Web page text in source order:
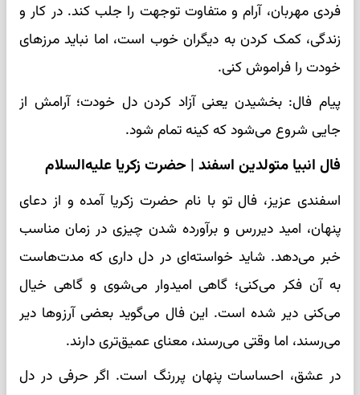
فردی مهربان، آرام و متفاوت توجهت را جلب کند. در کار و
زندگی، کمک کردن به دیگران خوب است، اما نباید مرزهای
خودت را فراموش کنی.
پیام فال: بخشیدن یعنی آزاد کردن دل خودت؛ آرامش از
جایی شروع می‌شود که کینه تمام شود.
فال انبیا متولدین اسفند | حضرت زکریا علیه‌السلام
اسفندی عزیز، فال تو با نام حضرت زکریا آمده و از دعای
پنهان، امید دیررس و برآورده شدن چیزی در زمان مناسب
خبر می‌دهد. شاید خواسته‌ای در دل داری که مدت‌هاست
به آن فکر می‌کنی؛ گاهی امیدوار می‌شوی و گاهی خیال
می‌کنی دیر شده است. این فال می‌گوید بعضی آرزوها دیر
می‌رسند، اما وقتی می‌رسند، معنای عمیق‌تری دارند.
در عشق، احساسات پنهان پررنگ است. اگر حرفی در دل